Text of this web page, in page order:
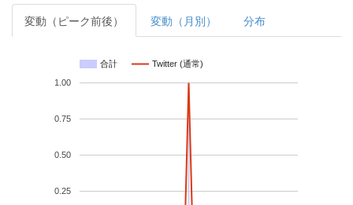
変動（ピーク前後） 変動（月別） 分布
合計 Twitter (通常)
0.25
0.50
0.75
1.00